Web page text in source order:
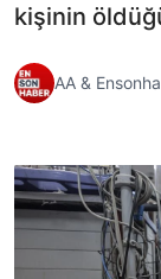
kişinin
AA &